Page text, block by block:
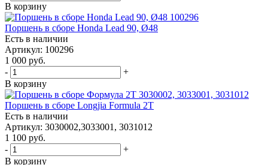
В корзину
Поршень в сборе Honda Lead 90, Ø48
Есть в наличии
Артикул: 100296
1 000 руб.
-
+
В корзину
Поршень в сборе Longjia Formula 2T
Есть в наличии
Артикул: 3030002,3033001, 3031012
1 100 руб.
-
+
В корзину